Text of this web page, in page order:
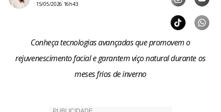
15/05/2026 16h43
Conheça tecnologias avançadas que promovem o
rejuvenescimento facial e garantem viço natural durante os
meses frios de inverno